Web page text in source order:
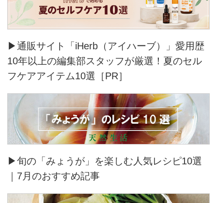
マニアと冷静な現実派、ふたりの
おしゃべりから広がる、めくるめ
く団地の世界をお届けします。
▶通販サイト「iHerb（アイハーブ）」愛用歴
10年以上の編集部スタッフが厳選！夏のセル
フケアアイテム10選［PR］
▶旬の「みょうが」を楽しむ人気レシピ10選
｜7月のおすすめ記事